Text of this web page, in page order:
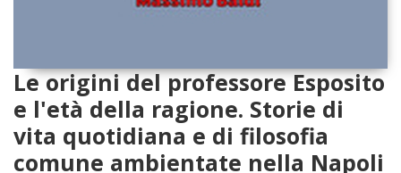
Le origini del professore Esposito
e l'età della ragione. Storie di
vita quotidiana e di filosofia
comune ambientate nella Napoli